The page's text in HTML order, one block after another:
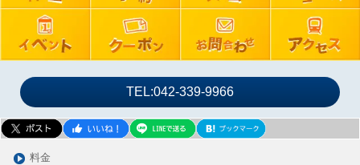
2024年06月
2024年05月
2024年04月
2024年03月
2024年02月
2024年01月
2023年12月
TEL:042-339-9966
料金